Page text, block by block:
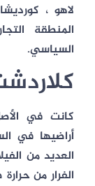
لاهو ،
المنطقة
السياسي.
كانت في
أراضيها في
العديد من
الفرار من